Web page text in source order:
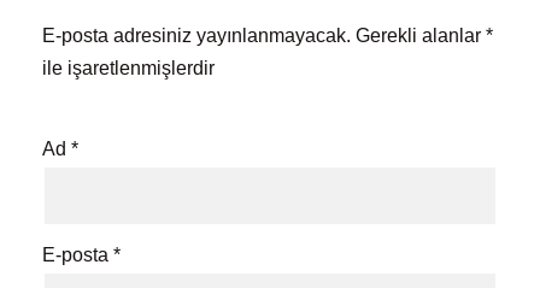
E-posta adresiniz yayınlanmayacak. Gerekli alanlar *
ile işaretlenmişlerdir
Ad *
E-posta *